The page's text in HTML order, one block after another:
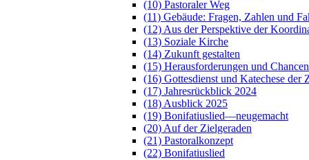
(10) Pastoraler Weg
(11) Gebäude: Fragen, Zahlen und
(12) Aus der Perspektive der
(13) Soziale Kirche
(14) Zukunft gestalten
(15) Herausforderungen und Chancen
(16) Gottesdienst und Katechese der
(17) Jahresrückblick 2024
(18) Ausblick 2025
(19) Bonifatiuslied—neugemacht
(20) Auf der Zielgeraden
(21) Pastoralkonzept
(22) Bonifatiuslied